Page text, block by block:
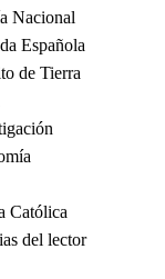
Nacional
Española
de Tierra
Católica
del lector